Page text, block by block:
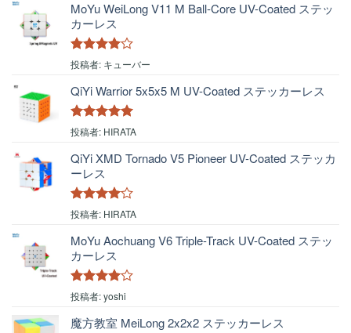
MoYu WeiLong V11 M Ball-Core UV-Coated ステッ
カーレス
5段階中 4
投稿者: キューバー
QiYi Warrior 5x5x5 M UV-Coated ステッカーレス
5段階中5の
投稿者: HIRATA
QiYi XMD Tornado V5 Pioneer UV-Coated ステッカ
ーレス
5段階中4
投稿者: HIRATA
MoYu Aochuang V6 Triple-Track UV-Coated ステッ
カーレス
5段階中4
の評価
投稿者: yoshi
魔方教室 MeiLong 2x2x2 ステッカーレス